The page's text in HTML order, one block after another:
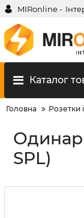
MIRonline -
Каталог
Головна Розетки
SPL)